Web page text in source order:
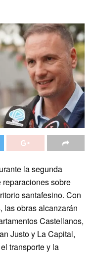
la segunda
sobre
santafesino. Con
las obras alcanzarán
Castellanos,
Justo y La Capital,
transporte y la